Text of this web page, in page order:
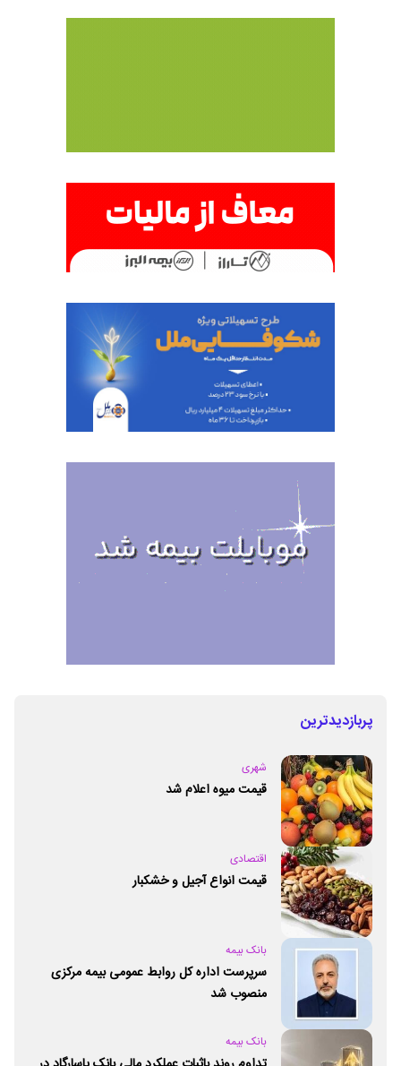
پربازدیدترین
شهری
قیمت میوه اعلام شد
اقتصادی
قیمت انواع آجیل و خشکبار
بانک بیمه
سرپرست اداره کل روابط عمومی بیمه مرکزی
منصوب شد
بانک بیمه